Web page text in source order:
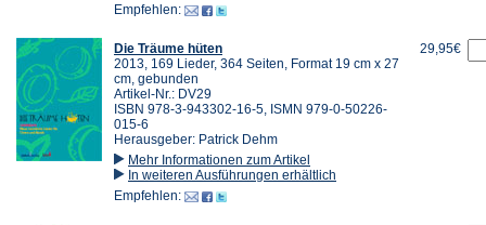
Empfehlen:
Die Träume hüten
2013, 169 Lieder, 364 Seiten, Format 19 cm x 27
cm, gebunden
Artikel-Nr.: DV29
ISBN 978-3-943302-16-5, ISMN 979-0-50226-
015-6
Herausgeber: Patrick Dehm
Mehr Informationen zum Artikel
In weiteren Ausführungen erhältlich
Empfehlen:
29,95€